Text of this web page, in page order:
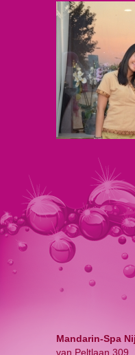
Mandarin-Spa
van Peltlaan 309